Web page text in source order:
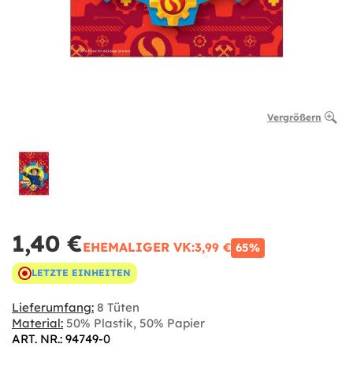
Vergrößern
1,40 €EHEMALIGER VK:3,99 € 65%
LETZTE EINHEITEN
Lieferumfang: 8 Tüten
Material: 50% Plastik, 50% Papier
ART. NR.: 94749-0